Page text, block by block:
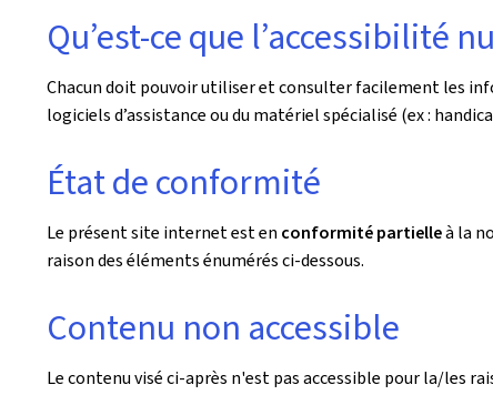
Qu’est-ce que l’accessibilité
Chacun doit pouvoir utiliser et consulter facilement les
logiciels d’assistance ou du matériel spécialisé (ex :
État de conformité
Le présent site internet est en conformité partielleà la
raison des éléments énumérés ci-dessous.
Contenu non accessible
Le contenu visé ci-après n'est pas accessible pour la/les